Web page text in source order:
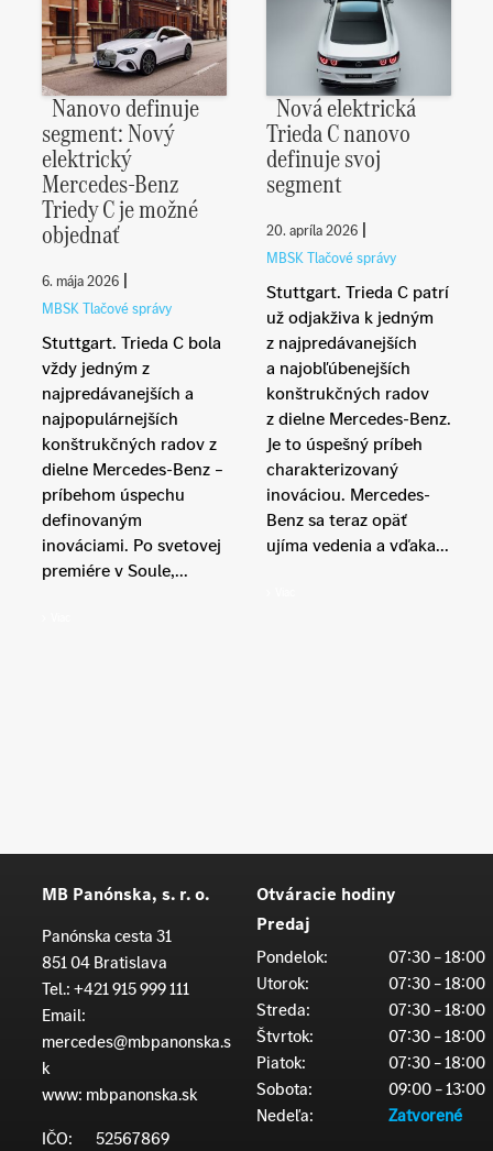
Nanovo definuje
segment: Nový
elektrický
Mercedes-Benz
Triedy C je možné
objednať
6. mája 2026 |
MBSK Tlačové správy
Stuttgart. Trieda C bola
vždy jedným z
najpredávanejších a
najpopulárnejších
konštrukčných radov z
dielne Mercedes-Benz –
príbehom úspechu
definovaným
inováciami. Po svetovej
premiére v Soule,...
Nová elektrická
Trieda C nanovo
definuje svoj
segment
20. apríla 2026 |
MBSK Tlačové správy
Stuttgart. Trieda C patrí
už odjakživa k jedným
z najpredávanejších
a najobľúbenejších
konštrukčných radov
z dielne Mercedes-Benz.
Je to úspešný príbeh
charakterizovaný
inováciou. Mercedes-
Benz sa teraz opäť
ujíma vedenia a vďaka...
MB Panónska, s. r. o.
Panónska cesta 31
851 04 Bratislava
Tel.:+421 915 999 111
Email:
mercedes@mbpanonska.s
k
www: mbpanonska.sk
IČO:
52567869
Otváracie hodiny
Predaj
Pondelok:
07:30 – 18:00
Utorok:
07:30 – 18:00
Streda:
07:30 – 18:00
Štvrtok:
07:30 – 18:00
Piatok:
07:30 – 18:00
Sobota:
09:00 – 13:00
Nedeľa:
Zatvorené